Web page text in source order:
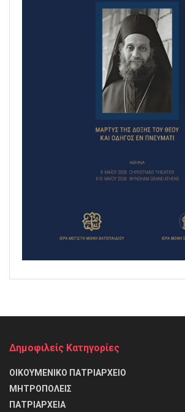
Δημοφιλείς Κατηγορίες
ΟΙΚΟΥΜΕΝΙΚΟ ΠΑΤΡΙΑΡΧΕΙΟ
ΜΗΤΡΟΠΟΛΕΙΣ
ΠΑΤΡΙΑΡΧΕΙΑ